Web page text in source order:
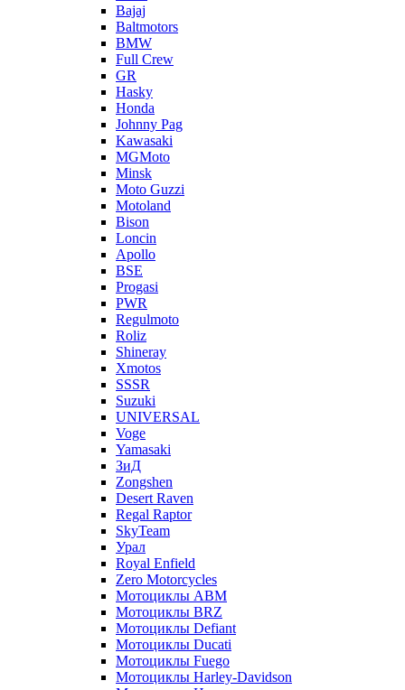
Bajaj
Baltmotors
BMW
Full Crew
GR
Hasky
Honda
Johnny Pag
Kawasaki
MGMoto
Minsk
Moto Guzzi
Motoland
Bison
Loncin
Apollo
BSE
Progasi
PWR
Regulmoto
Roliz
Shineray
Xmotos
SSSR
Suzuki
UNIVERSAL
Voge
Yamasaki
ЗиД
Zongshen
Desert Raven
Regal Raptor
SkyTeam
Урал
Royal Enfield
Zero Motorcycles
Мотоциклы ABM
Мотоциклы BRZ
Мотоциклы Defiant
Мотоциклы Ducati
Мотоциклы Fuego
Мотоциклы Harley-Davidson